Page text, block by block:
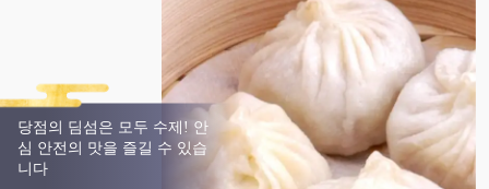
당점의 딤섬은 모두 수제! 안
심 안전의 맛을 즐길 수 있습
니다